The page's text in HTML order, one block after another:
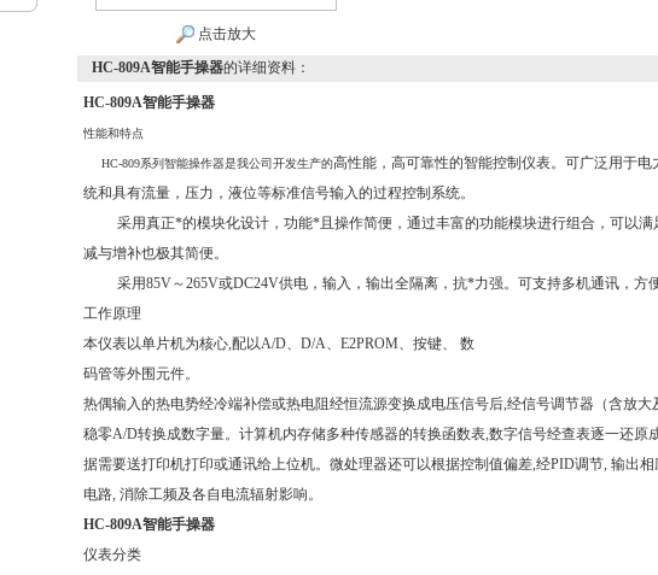
点击放大
HC-809A智能手操器的详细资料：
HC-809A智能手操器
性能和特点
HC-809系列智能操作器是我公司开发生产的高性能，高可靠性的智能控制仪表。可广泛用于电
统和具有流量，压力，液位等标准信号输入的过程控制系统。
采用真正*的模块化设计，功能*且操作简便，通过丰富的功能模块进行组合，可以
减与增补也极其简便。
采用85V～265V或DC24V供电，输入，输出全隔离，抗*力强。可支持多机通讯，方
工作原理
本仪表以单片机为核心,配以A/D、D/A、E2PROM、按键、 数
码管等外围元件。
热偶输入的热电势经冷端补偿或热电阻经恒流源变换成电压信号后,经信号调节器（含放
稳零A/D转换成数字量。计算机内存储多种传感器的转换函数表,数字信号经查表逐一还原
据需要送打印机打印或通讯给上位机。微处理器还可以根据控制值偏差,经PID调节, 输出
电路, 消除工频及各自电流辐射影响。
HC-809A智能手操器
仪表分类